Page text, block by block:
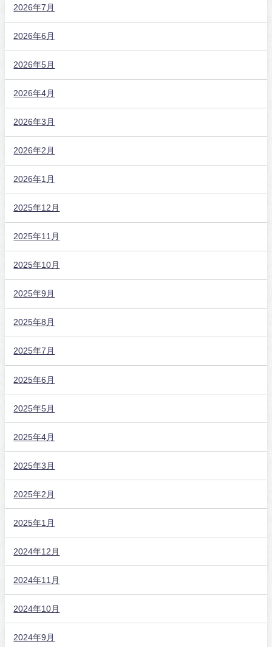
2026年7月
2026年6月
2026年5月
2026年4月
2026年3月
2026年2月
2026年1月
2025年12月
2025年11月
2025年10月
2025年9月
2025年8月
2025年7月
2025年6月
2025年5月
2025年4月
2025年3月
2025年2月
2025年1月
2024年12月
2024年11月
2024年10月
2024年9月